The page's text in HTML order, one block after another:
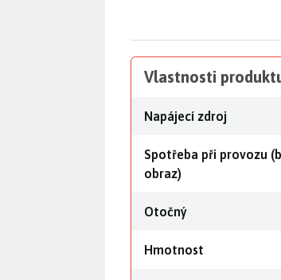
Vlastnosti
Napájecí zdroj
Spotřeba při provozu
obraz)
Otočný
Hmotnost